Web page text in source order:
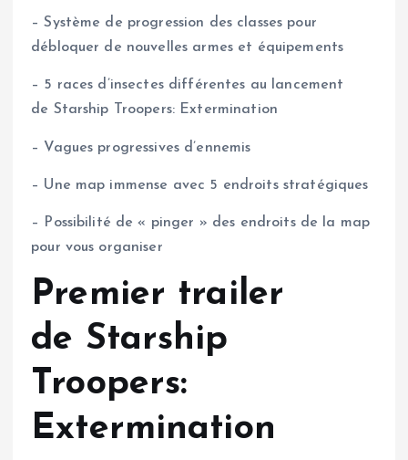
– Système de progression des classes pour
débloquer de nouvelles armes et équipements
– 5 races d’insectes différentes au lancement
de Starship Troopers: Extermination
– Vagues progressives d’ennemis
– Une map immense avec 5 endroits stratégiques
– Possibilité de « pinger » des endroits de la map
pour vous organiser
Premier trailer
de Starship
Troopers:
Extermination